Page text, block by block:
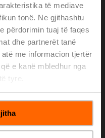
të mediave
tonë. Ne gjithashtu
përdorimin tuaj të faqes
dhe partnerët tanë
me informacion tjertër
e kanë mbledhur nga
AC/DC 24 V,
Terminals
Representative for
to Cart